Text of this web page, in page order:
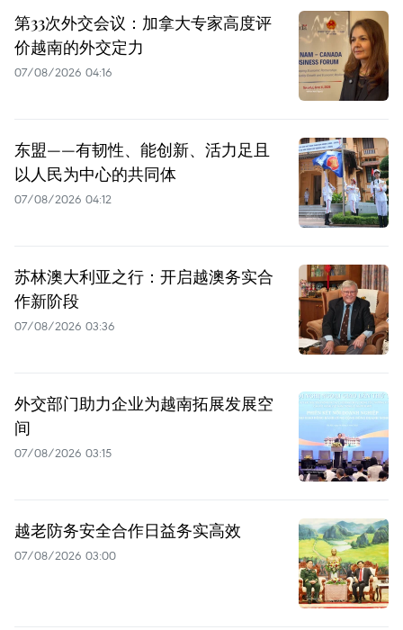
第33次外交会议：加拿大专家高度评
价越南的外交定力
07/08/2026 04:16
东盟——有韧性、能创新、活力足且
以人民为中心的共同体
07/08/2026 04:12
苏林澳大利亚之行：开启越澳务实合
作新阶段
07/08/2026 03:36
外交部门助力企业为越南拓展发展空
间
07/08/2026 03:15
越老防务安全合作日益务实高效
07/08/2026 03:00